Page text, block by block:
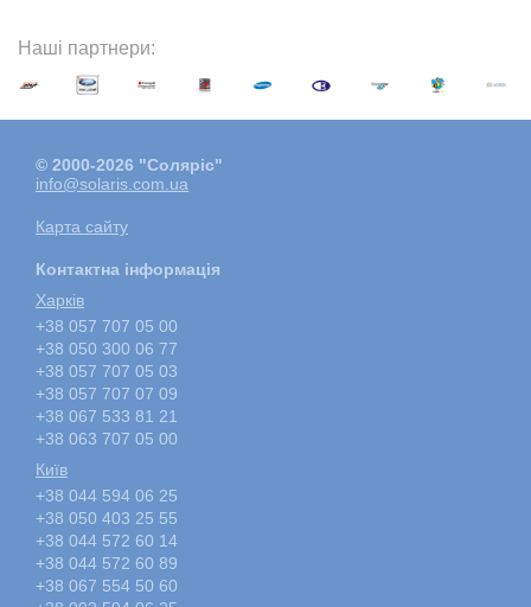
Наші партнери:
© 2000-2026 "Соляріс"
info@solaris.com.ua
Карта сайту
Контактна інформація
Харкiв
+38 057 707 05 00
+38 050 300 06 77
+38 057 707 05 03
+38 057 707 07 09
+38 067 533 81 21
+38 063 707 05 00
Київ
+38 044 594 06 25
+38 050 403 25 55
+38 044 572 60 14
+38 044 572 60 89
+38 067 554 50 60